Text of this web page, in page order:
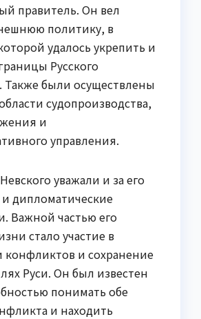
правитель. Он вел
политику, в
удалось укрепить и
Русского
Также были осуществлены
судопроизводства,
и
управления.
уважали и за его
дипломатические
Важной частью его
стало участие в
конфликтов и сохранение
Руси. Он был известен
понимать обе
и находить